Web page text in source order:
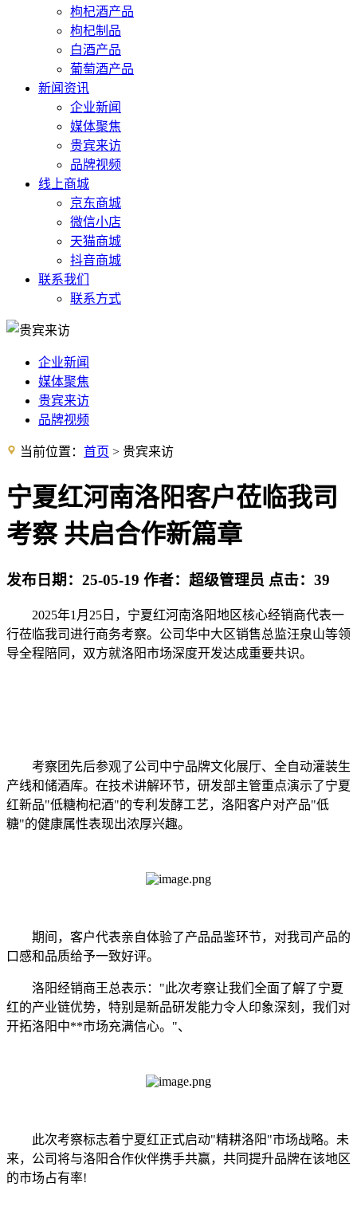
枸杞酒产品
枸杞制品
白酒产品
葡萄酒产品
新闻资讯
企业新闻
媒体聚焦
贵宾来访
品牌视频
线上商城
京东商城
微信小店
天猫商城
抖音商城
联系我们
联系方式
企业新闻
媒体聚焦
贵宾来访
品牌视频
当前位置： 首页 > 贵宾来访
宁夏红河南洛阳客户莅临我司
考察 共启合作新篇章
发布日期： 25-05-19 作者： 超级管理员 点击： 39
2025年1月25日，宁夏红河南洛阳地区核心经销商代表一
行莅临我司进行商务考察。公司华中大区销售总监汪泉山等领
导全程陪同，双方就洛阳市场深度开发达成重要共识。
考察团先后参观了公司中宁品牌文化展厅、全自动灌装生
产线和储酒库。在技术讲解环节，研发部主管重点演示了宁夏
红新品"低糖枸杞酒"的专利发酵工艺，洛阳客户对产品"低
糖"的健康属性表现出浓厚兴趣。
期间，客户代表亲自体验了产品品鉴环节，对我司产品的
口感和品质给予一致好评。
洛阳经销商王总表示："此次考察让我们全面了解了宁夏
红的产业链优势，特别是新品研发能力令人印象深刻，我们对
开拓洛阳中**市场充满信心。"、
此次考察标志着宁夏红正式启动"精耕洛阳"市场战略。未
来，公司将与洛阳合作伙伴携手共赢，共同提升品牌在该地区
的市场占有率!